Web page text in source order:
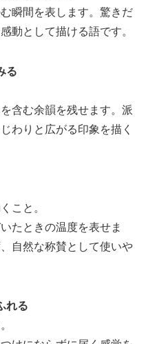
瞬間を表します。驚きだ
動として描ける語です。
る
含む余韻を残せます。派
わりと広がる印象を描く
こと。
たときの温度を表せま
自然な称賛として使いや
れる